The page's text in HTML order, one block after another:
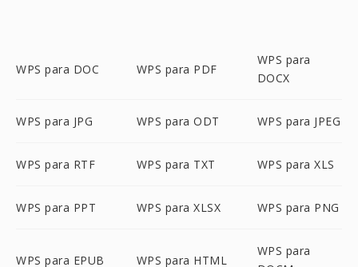
WPS para DOC WPS para PDF
WPS para
DOCX
WPS para JPG WPS para ODT WPS para JPEG
WPS para RTF WPS para TXT WPS para XLS
WPS para PPT WPS para XLSX WPS para PNG
WPS para EPUB WPS para HTML
WPS para